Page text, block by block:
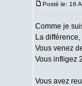
Posté le: 16
Comme je
La
Vous venez
Vous infligez
Vous avez